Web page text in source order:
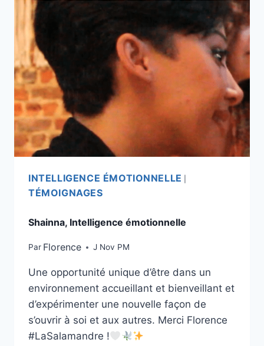
INTELLIGENCE ÉMOTIONNELLE
TÉMOIGNAGES
Shainna, Intelligence émotionnelle
Par Florence J Nov PM
Une opportunité unique d’être dans un
environnement accueillant et bienveillant et
d’expérimenter une nouvelle façon de
s’ouvrir à soi et aux autres. Merci Florence
#LaSalamandre !